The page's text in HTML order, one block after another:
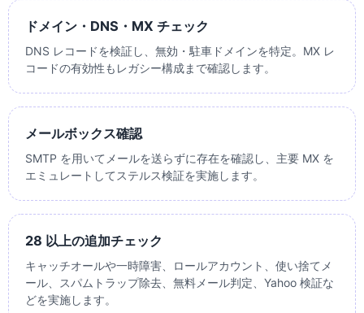
ドメイン・DNS・MX チェック
DNS レコードを検証し、無効・駐車ドメインを特定。MX レ
コードの有効性もレガシー構成まで確認します。
メールボックス確認
SMTP を用いてメールを送らずに存在を確認し、主要 MX を
エミュレートしてステルス検証を実施します。
28 以上の追加チェック
キャッチオールや一時障害、ロールアカウント、使い捨てメ
ール、スパムトラップ除去、無料メール判定、Yahoo 検証な
どを実施します。